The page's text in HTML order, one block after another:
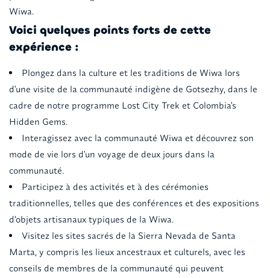
Wiwa.
Voici quelques points forts de cette
expérience :
Plongez dans la culture et les traditions de Wiwa lors
d'une visite de la communauté indigène de Gotsezhy, dans le
cadre de notre programme Lost City Trek et Colombia's
Hidden Gems.
Interagissez avec la communauté Wiwa et découvrez son
mode de vie lors d'un voyage de deux jours dans la
communauté.
Participez à des activités et à des cérémonies
traditionnelles, telles que des conférences et des expositions
d'objets artisanaux typiques de la Wiwa.
Visitez les sites sacrés de la Sierra Nevada de Santa
Marta, y compris les lieux ancestraux et culturels, avec les
conseils de membres de la communauté qui peuvent